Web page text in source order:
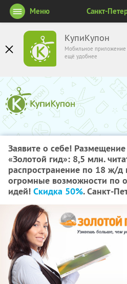
КупиКупон
Мобильное приложение
ещё удобнее
Меню Санкт-
Заявите о себе!
«Золотой гид»: 8,5 млн.
распространение по 18 ж/д
огромные возможности по
идей! Скидка 50%. Санкт-